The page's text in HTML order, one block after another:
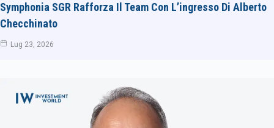
Symphonia SGR Rafforza Il Team Con L’ingresso Di Alberto
Checchinato
Lug 23, 2026